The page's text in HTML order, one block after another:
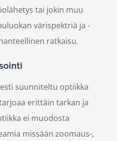
tai jokin muu
värispektriä ja -
ratkaisu.
suunniteltu optiikka
erittäin tarkan ja
ei muodosta
missään zoomaus-,